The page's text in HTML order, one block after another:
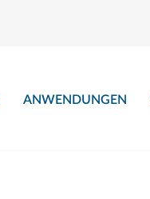
ANWENDUNGEN